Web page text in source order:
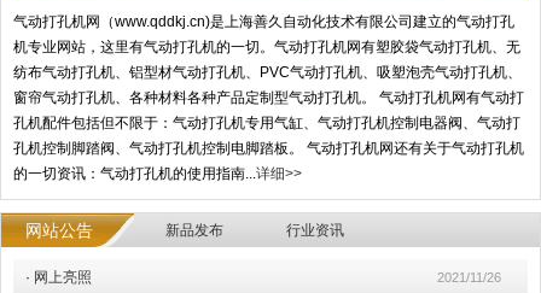
气动打孔机网（www.qddkj.cn)是上海善久自动化技术有限公司建立的气动打孔
机专业网站，这里有气动打孔机的一切。气动打孔机网有塑胶袋气动打孔机、无
纺布气动打孔机、铝型材气动打孔机、PVC气动打孔机、吸塑泡壳气动打孔机、
窗帘气动打孔机、各种材料各种产品定制型气动打孔机。 气动打孔机网有气动打
孔机配件包括但不限于：气动打孔机专用气缸、气动打孔机控制电器阀、气动打
孔机控制脚踏阀、气动打孔机控制电脚踏板。 气动打孔机网还有关于气动打孔机
的一切资讯：气动打孔机的使用指南...详细>>
网站公告 新品发布 行业资讯
· 网上亮照 2021/11/26